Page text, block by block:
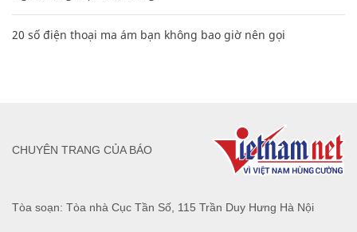
20 số điện thoại ma ám bạn không bao giờ nên gọi
Tòa soạn: Tòa nhà Cục Tần Số, 115 Trần Duy Hưng Hà Nội
CHUYÊN TRANG CỦA BÁO